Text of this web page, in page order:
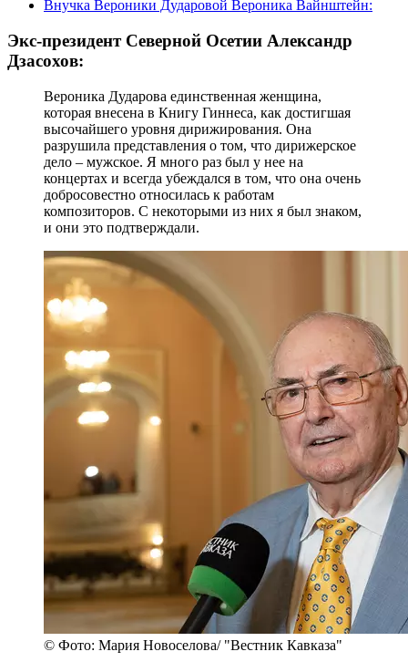
Внучка Вероники Дударовой Вероника Вайнштейн:
Экс-президент Северной Осетии Александр
Дзасохов:
Вероника Дударова единственная женщина,
которая внесена в Книгу Гиннеса, как достигшая
высочайшего уровня дирижирования. Она
разрушила представления о том, что дирижерское
дело – мужское. Я много раз был у нее на
концертах и всегда убеждался в том, что она очень
добросовестно относилась к работам
композиторов. С некоторыми из них я был знаком,
и они это подтверждали.
© Фото: Мария Новоселова/ "Вестник Кавказа"